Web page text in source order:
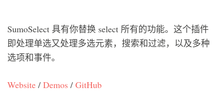
SumoSelect 具有你替换 select 所有的功能。这个插件
即处理单选又处理多选元素，搜索和过滤，以及多种
选项和事件。
Website / Demos / GitHub